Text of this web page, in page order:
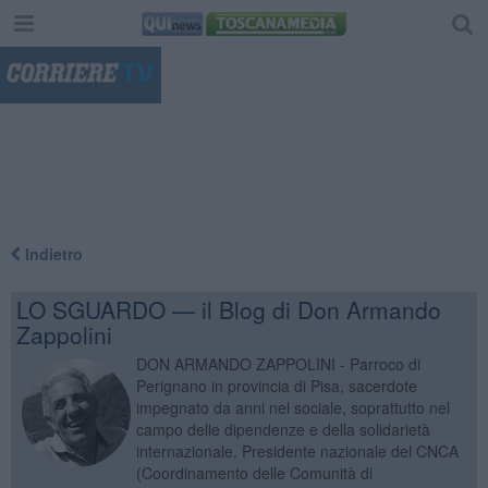
Indietro
LO SGUARDO — il Blog di Don Armando
Zappolini
DON ARMANDO ZAPPOLINI - Parroco di
Perignano in provincia di Pisa, sacerdote
impegnato da anni nel sociale, soprattutto nel
campo delle dipendenze e della solidarietà
internazionale. Presidente nazionale del CNCA
(Coordinamento delle Comunità di